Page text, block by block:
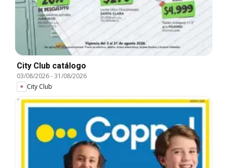
City Club catálogo
03/08/2026-31/08/2026
City Club